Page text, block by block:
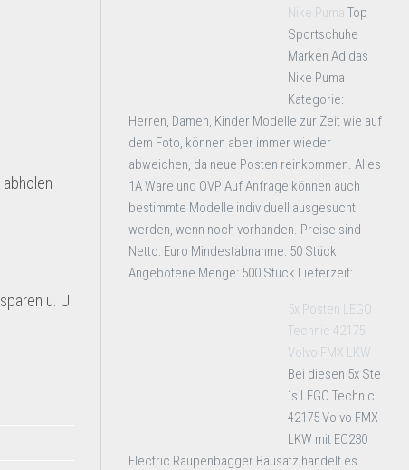
u. U.
Nike Puma Top
Sportschuhe
Marken Adidas
Nike Puma
Kategorie:
Herren, Damen, Kinder Modelle zur Zeit wie auf
dem Foto, können aber immer wieder
abweichen, da neue Posten reinkommen. Alles
1A Ware und OVP Auf Anfrage können auch
bestimmte Modelle individuell ausgesucht
werden, wenn noch vorhanden. Preise sind
Netto: Euro Mindestabnahme: 50 Stück
Angebotene Menge: 500 Stück Lieferzeit: ...
5x Posten LEGO
Technic 42175
Volvo FMX LKW
Bei diesen 5x Ste
´s LEGO Technic
42175 Volvo FMX
LKW mit EC230
Electric Raupenbagger Bausatz handelt es